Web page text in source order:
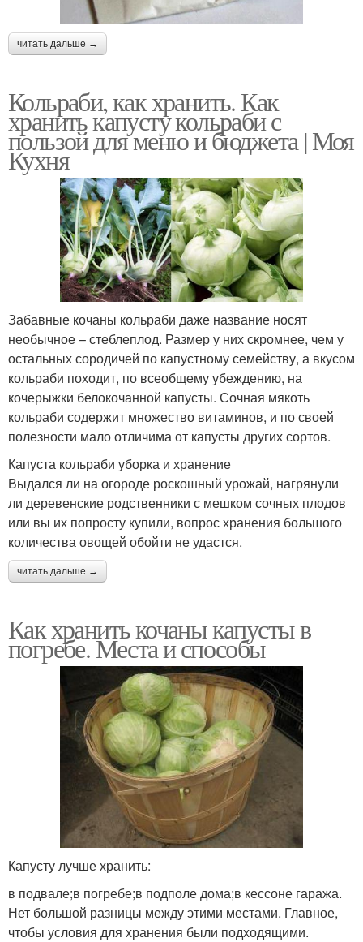
читать дальше →
Кольраби, как хранить. Как
хранить капусту кольраби с
пользой для меню и бюджета | Моя
Кухня
Забавные кочаны кольраби даже название носят
необычное – стеблеплод. Размер у них скромнее, чем у
остальных сородичей по капустному семейству, а вкусом
кольраби походит, по всеобщему убеждению, на
кочерыжки белокочанной капусты. Сочная мякоть
кольраби содержит множество витаминов, и по своей
полезности мало отличима от капусты других сортов.
Капуста кольраби уборка и хранение
Выдался ли на огороде роскошный урожай, нагрянули
ли деревенские родственники с мешком сочных плодов
или вы их попросту купили, вопрос хранения большого
количества овощей обойти не удастся.
читать дальше →
Как хранить кочаны капусты в
погребе. Места и способы
Капусту лучше хранить:
в подвале;в погребе;в подполе дома;в кессоне гаража.
Нет большой разницы между этими местами. Главное,
чтобы условия для хранения были подходящими.